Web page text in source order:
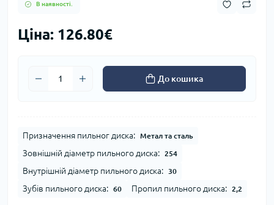
В наявності.
Ціна: 126.80€
До кошика
Призначення пильног диска: Метал та сталь
Зовнішній діаметр пильного диска: 254
Внутрішній діаметр пильного диска: 30
Зубів пильного диска: 60 Пропил пильного диска: 2,2